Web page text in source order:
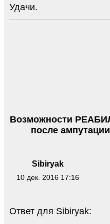
Удачи.
Sibiryak
10 дек. 2016 17:16
Возможности
после
Ответ для Sibiryak: